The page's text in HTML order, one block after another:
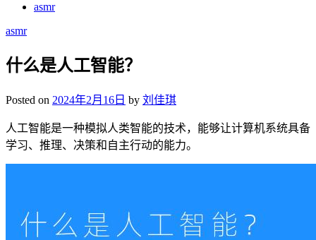
asmr
asmr
什么是人工智能？
Posted on 2024年2月16日 by 刘佳琪
人工智能是一种模拟人类智能的技术，能够让计算机系统具备
学习、推理、决策和自主行动的能力。